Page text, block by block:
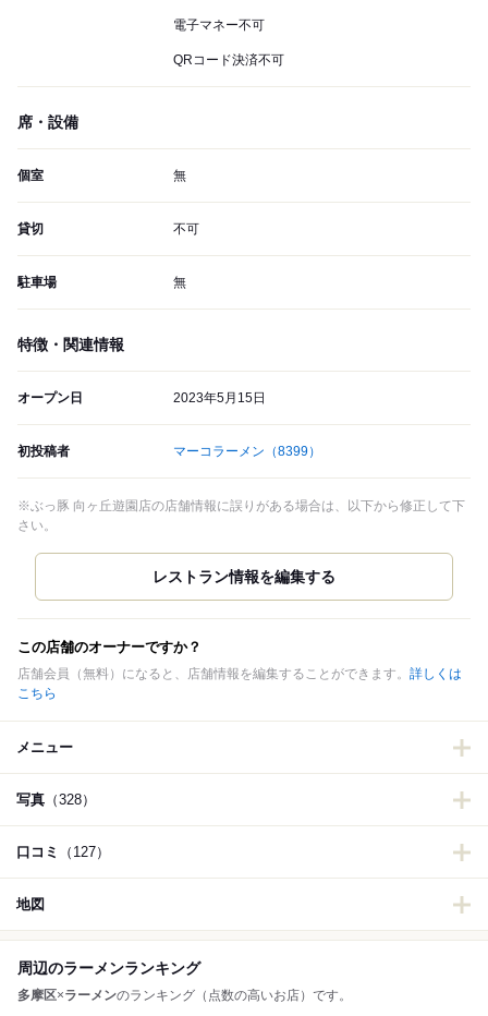
電子マネー不可
QRコード決済不可
席・設備
個室 無
貸切 不可
駐車場 無
特徴・関連情報
オープン日 2023年5月15日
初投稿者 マーコラーメン （8399）
※ぶっ豚 向ヶ丘遊園店の店舗情報に誤りがある場合は、以下から修正して下
さい。
この店舗のオーナーですか？
店舗会員（無料）になると、店舗情報を編集することができます。 詳しくは
こちら
メニュー
写真 （328）
口コミ （127）
地図
周辺のラーメンランキング
多摩区×ラーメンのランキング（点数の高いお店）です。